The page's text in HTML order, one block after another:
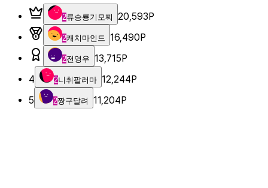
2류승룡기모찌 20,593P
2캐치마인드 16,490P
2전영우 13,715P
4
2니취팔러마 12,244P
5
2짱구달려 11,204P